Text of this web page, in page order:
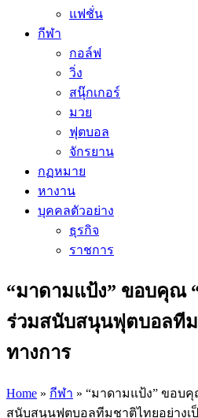
แฟชั่น
กีฬา
กอล์ฟ
วิ่ง
สนุ๊กเกอร์
มวย
ฟุตบอล
จักรยาน
กฏหมาย
หางาน
บุคคลตัวอย่าง
ธุรกิจ
ราชการ
“มาดามแป้ง” ขอบคุณ
ร่วมสนับสนุนฟุตบอลทีม
ทางการ
Home » กีฬา » “มาดามแป้ง” ขอบคุ
สนับสนุนฟุตบอลทีมชาติไทยอย่างเ